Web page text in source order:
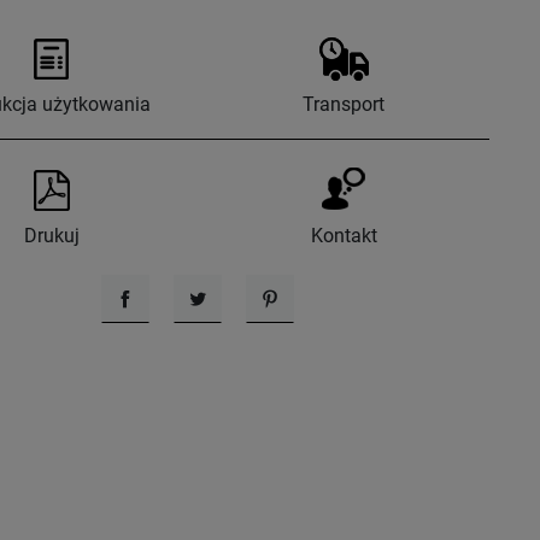
użytkowania Transport
Drukuj Kontakt
UdostępnijTweetujPinterest